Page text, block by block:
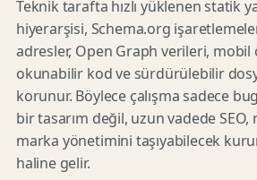
Teknik tarafta hızlı yüklenen statik
hiyerarşisi, Schema.org
adresler, Open Graph verileri, mobil
okunabilir kod ve sürdürülebilir
korunur. Böylece çalışma sadece
bir tasarım değil, uzun vadede
marka yönetimini taşıyabilecek
haline gelir.